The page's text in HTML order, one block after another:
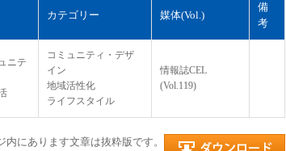
カテゴリー 媒体(Vol.)
備
考
ニテ
コミュニティ・デザ
イン
地域活性化
ライフスタイル
情報誌CEL
(Vol.119)
内にあります文章は抜粋版です。